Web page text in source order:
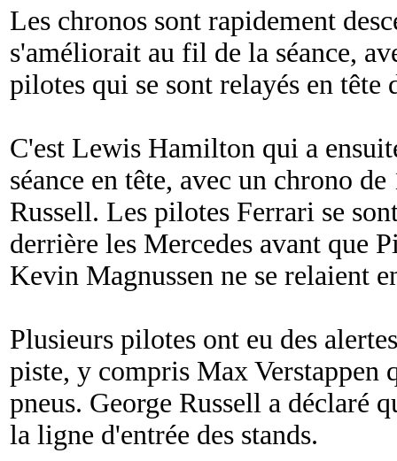
Les chronos sont rapidement
s'améliorait au fil de la séance,
pilotes qui se sont relayés en tête
C'est Lewis Hamilton qui a
séance en tête, avec un chrono
Russell. Les pilotes Ferrari se
derrière les Mercedes avant que
Kevin Magnussen ne se relaient
Plusieurs pilotes ont eu des
piste, y compris Max Verstappen
pneus. George Russell a
la ligne d'entrée des stands.